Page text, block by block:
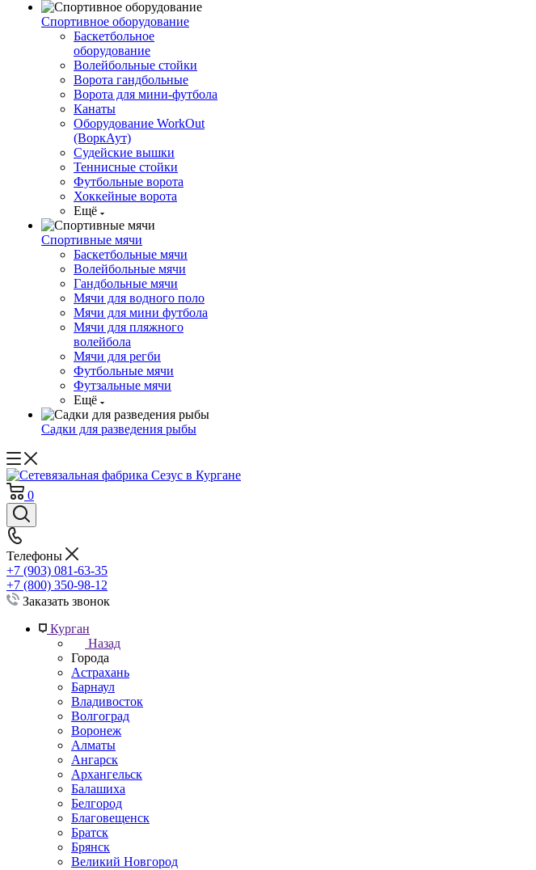
Спортивное оборудование
Баскетбольное
оборудование
Волейбольные стойки
Ворота гандбольные
Ворота для мини-футбола
Канаты
Оборудование WorkOut
(ВоркАут)
Судейские вышки
Теннисные стойки
Футбольные ворота
Хоккейные ворота
Ещё
Спортивные мячи
Баскетбольные мячи
Волейбольные мячи
Гандбольные мячи
Мячи для водного поло
Мячи для мини футбола
Мячи для пляжного
волейбола
Мячи для регби
Футбольные мячи
Футзальные мячи
Ещё
Садки для разведения рыбы
0
Телефоны
+7 (903) 081-63-35
+7 (800) 350-98-12
Заказать звонок
Курган
Назад
Города
Астрахань
Барнаул
Владивосток
Волгоград
Воронеж
Алматы
Ангарск
Архангельск
Балашиха
Белгород
Благовещенск
Братск
Брянск
Великий Новгород